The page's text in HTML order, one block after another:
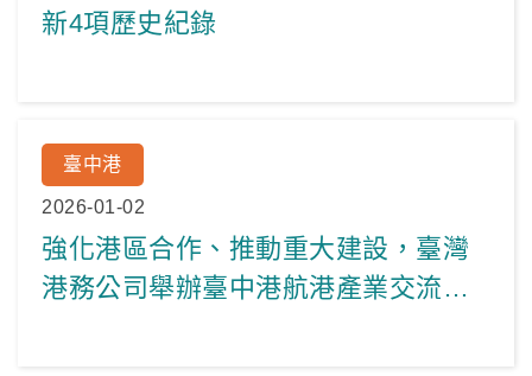
新4項歷史紀錄
臺中港
2026-01-02
強化港區合作、推動重大建設，臺灣
港務公司舉辦臺中港航港產業交流茶